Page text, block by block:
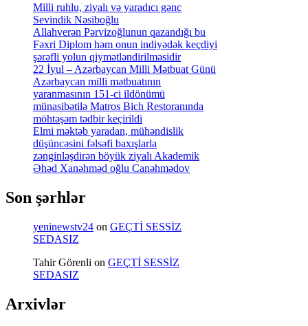
Milli ruhlu, ziyalı və yaradıcı gənc
Sevindik Nəsiboğlu
Allahverən Pərvizoğlunun qazandığı bu
Fəxri Diplom həm onun indiyədək keçdiyi
şərəfli yolun qiymətləndirilməsidir
22 İyul – Azərbaycan Milli Mətbuat Günü
Azərbaycan milli mətbuatının
yaranmasının 151-ci ildönümü
münasibətilə Matros Bich Restoranında
möhtəşəm tədbir keçirildi
Elmi məktəb yaradan, mühəndislik
düşüncəsini fəlsəfi baxışlarla
zənginləşdirən böyük ziyalı Akademik
Əhəd Xanəhməd oğlu Canəhmədov
Son şərhlər
yeninewstv24 on GEÇTİ SESSİZ
SEDASIZ
Tahir Görenli on GEÇTİ SESSİZ
SEDASIZ
Arxivlər